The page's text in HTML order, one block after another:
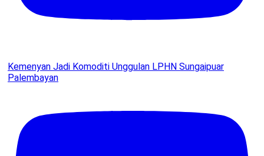
Kemenyan Jadi Komoditi Unggulan LPHN Sungaipuar
Palembayan